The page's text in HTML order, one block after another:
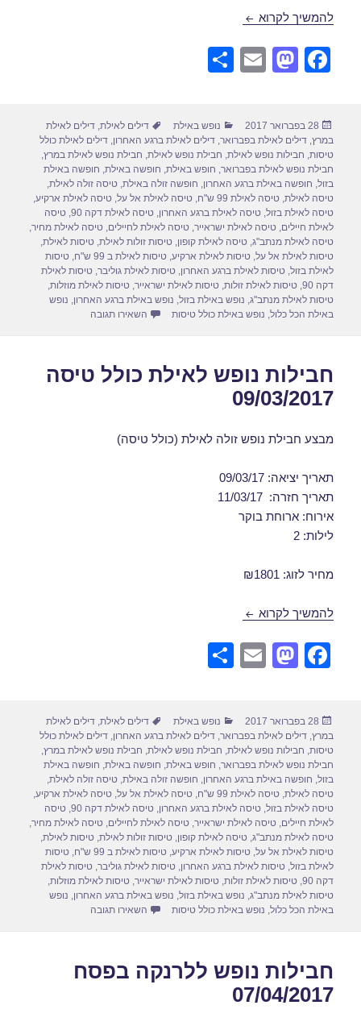
להמשיך לקרוא דילים לאילת במרץ 07/03/2017
F
e
b
o
o
k
M
o
d
o
n
E
e
פורסם
בתאריך
28 בפברואר 2017 קטגוריות
נופש באילת תגיות
דילים לאילת ,דילים לאילת
במרץ ,דילים לאילת בפברואר ,דילים לאילת ברגע האחרון ,דילים לאילת כולל
טיסות חבילות נופש לאילת חבילת נופש לאילת חבילת נופש לאילת במרץ
חבילת נופש לאילת בפברואר חופש באילת חופשה באילת חופשה באילת
בזול חופשה באילת ברגע האחרון חופשה זולה באילת ,טיסה זולה לאילת
טיסה לאילת ,טיסה לאילת 99 ש"ח ,טיסה לאילת אל על ,טיסה לאילת ארקיע
טיסה לאילת בזול ,טיסה לאילת ברגע האחרון ,טיסה לאילת דקה 90 ,טיסה
לאילת חיילים ,טיסה לאילת ישראייר ,טיסה לאילת לחיילים ,טיסה לאילת מחיר
טיסה לאילת מנתב"ג ,טיסה לאילת קופון ,טיסות זולות לאילת ,טיסות לאילת
טיסות לאילת אל על ,טיסות לאילת ארקיע ,טיסות לאילת ב 99 ש"ח ,טיסות
לאילת בזול ,טיסות לאילת ברגע האחרון ,טיסות לאילת גוליבר ,טיסות לאילת
דקה 90
,טיסות לאילת זולות ,טיסות לאילת ישראייר ,טיסות לאילת מוזלות
טיסות לאילת מנתב"ג נופש באילת בזול נופש באילת ברגע האחרון נופש
באילת הכל כלול נופש באילת כולל טיסות השאירו תגובה
חבילות נופש לאילת כולל טיסה
09/03/2017
מבצע חבילת נופש זולה לאילת (כולל טיסה)
תאריך יציאה: 09/03/17
תאריך חזרה: 11/03/17
אירוח: ארוחת בוקר
לילות: 2
מחיר לזוג: ₪1801
להמשיך לקרוא חבילות נופש לאילת כולל טיסה 09/03/2017
F
e
b
o
o
k
M
o
d
o
n
E
e
פורסם
בתאריך
28 בפברואר 2017 קטגוריות
נופש באילת תגיות
דילים לאילת,דילים לאילת
במרץ,דילים לאילת בפברואר,דילים לאילת ברגע האחרון,דילים לאילת כולל
טיסות, חבילות נופש לאילת, חבילת נופש לאילת, חבילת נופש לאילת במרץ,
חבילת נופש לאילת בפברואר, חופש באילת, חופשה באילת, חופשה באילת
בזול, חופשה באילת ברגע האחרון, חופשה זולה באילת,טיסה זולה לאילת,
טיסה לאילת,טיסה לאילת 99 ש"ח ,טיסה לאילת אל על,טיסה לאילת ארקיע,
טיסה לאילת בזול,טיסה לאילת ברגע האחרון,טיסה לאילת דקה 90 ,טיסה
לאילת חיילים,טיסה לאילת ישראייר,טיסה לאילת לחיילים,טיסה לאילת מחיר,
טיסה לאילת מנתב"ג,טיסה לאילת קופון,טיסות זולות לאילת,טיסות לאילת,
טיסות לאילת אל על,טיסות לאילת ארקיע,טיסות לאילת ב 99 ש"ח ,טיסות
לאילת בזול,טיסות לאילת ברגע האחרון,טיסות לאילת גוליבר,טיסות לאילת
דקה 90
,טיסות לאילת זולות,טיסות לאילת ישראייר,טיסות לאילת מוזלות,
טיסות לאילת מנתב"ג, נופש באילת בזול, נופש באילת ברגע האחרון, נופש
באילת הכל כלול, נופש באילת כולל טיסות השאירו תגובה
חבילות נופש ללרנקה בפסח
07/04/2017